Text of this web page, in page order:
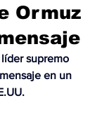
Ormuz
supremo
en un